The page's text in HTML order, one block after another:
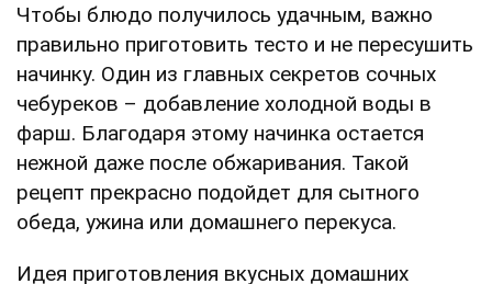
Чтобы блюдо получилось удачным, важно
правильно приготовить тесто и не пересушить
начинку. Один из главных секретов сочных
чебуреков – добавление холодной воды в
фарш. Благодаря этому начинка остается
нежной даже после обжаривания. Такой
рецепт прекрасно подойдет для сытного
обеда, ужина или домашнего перекуса.
Идея приготовления вкусных домашних